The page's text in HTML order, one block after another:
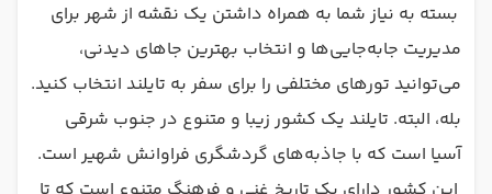
بسته به نیاز شما به همراه داشتن یک نقشه از شهر برای
مدیریت جابه‌جایی‌ها و انتخاب بهترین جاهای دیدنی،
می‌توانید تورهای مختلفی را برای سفر به تایلند انتخاب کنید.
بله، البته. تایلند یک کشور زیبا و متنوع در جنوب شرقی
آسیا است که با جاذبه‌های گردشگری فراوانش شهیر است.